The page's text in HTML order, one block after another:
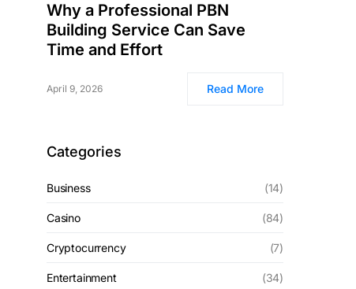
Why a Professional PBN
Building Service Can Save
Time and Effort
April 9, 2026 Read More
Categories
Business (14)
Casino (84)
Cryptocurrency (7)
Entertainment (34)